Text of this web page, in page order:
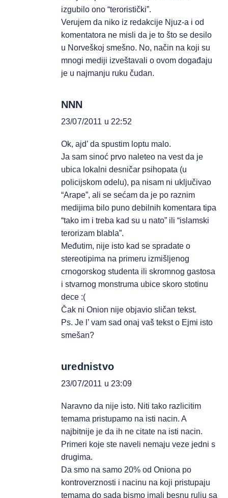
izgubilo ono “teroristički”.
Verujem da niko iz redakcije Njuz-a i od
komentatora ne misli da je to što se desilo
u Norveškoj smešno. No, način na koji su
mnogi mediji izveštavali o ovom događaju
je u najmanju ruku čudan.
NNN
23/07/2011 u 22:52
Ok, ajd’ da spustim loptu malo.
Ja sam sinoć prvo naleteo na vest da je
ubica lokalni desničar psihopata (u
policijskom odelu), pa nisam ni uključivao
“Arape”, ali se sećam da je po raznim
medijima bilo puno debilnih komentara tipa
“tako im i treba kad su u nato” ili “islamski
terorizam blabla”.
Međutim, nije isto kad se spradate o
stereotipima na primeru izmišljenog
crnogorskog studenta ili skromnog gastosa
i stvarnog monstruma ubice skoro stotinu
dece :(
Čak ni Onion nije objavio sličan tekst.
Ps. Je l’ vam sad onaj vaš tekst o Ejmi isto
smešan?
urednistvo
23/07/2011 u 23:09
Naravno da nije isto. Niti tako razlicitim
temama pristupamo na isti nacin. A
najbitnije je da ih ne citate na isti nacin.
Primeri koje ste naveli nemaju veze jedni s
drugima.
Da smo na samo 20% od Oniona po
kontroverznosti i nacinu na koji pristupaju
temama do sada bismo imali besnu rulju sa